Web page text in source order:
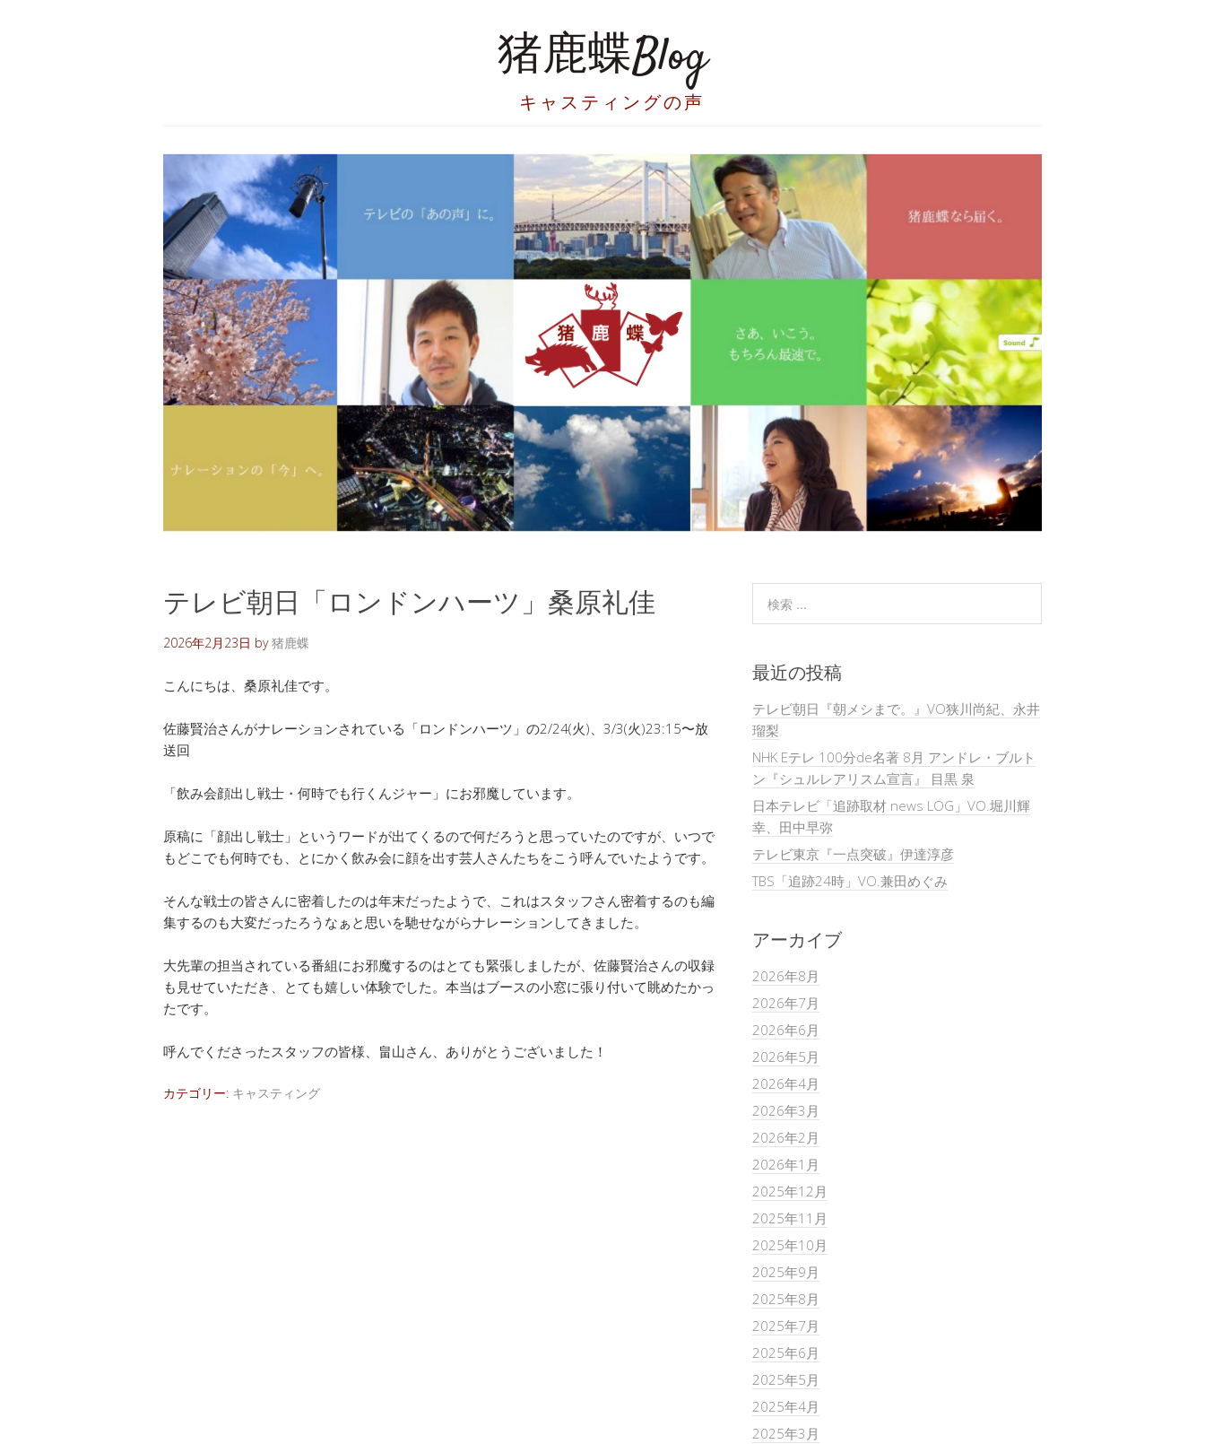
猪鹿蝶Blog
キャスティングの声
テレビ朝日「ロンドンハーツ」桑原礼佳
2026年2月23日 by猪鹿蝶
こんにちは、桑原礼佳です。
佐藤賢治さんがナレーションされている「ロンドンハーツ」の2/24(火)、3/3(火)23:15〜放
送回
「飲み会顔出し戦士・何時でも行くんジャー」にお邪魔しています。
原稿に「顔出し戦士」というワードが出てくるので何だろうと思っていたのですが、いつで
もどこでも何時でも、とにかく飲み会に顔を出す芸人さんたちをこう呼んでいたようです。
そんな戦士の皆さんに密着したのは年末だったようで、これはスタッフさん密着するのも編
集するのも大変だったろうなぁと思いを馳せながらナレーションしてきました。
大先輩の担当されている番組にお邪魔するのはとても緊張しましたが、佐藤賢治さんの収録
も見せていただき、とても嬉しい体験でした。本当はブースの小窓に張り付いて眺めたかっ
たです。
呼んでくださったスタッフの皆様、畠山さん、ありがとうございました！
カテゴリー: キャスティング
最近の投稿
テレビ朝日『朝メシまで。』VO狭川尚紀、永井
瑠梨
NHK Eテレ 100分de名著 8月 アンドレ・ブルト
ン『シュルレアリスム宣言』 目黒 泉
日本テレビ「追跡取材 news LOG」VO.堀川輝
幸、田中早弥
テレビ東京『一点突破』伊達淳彦
TBS「追跡24時」VO.兼田めぐみ
アーカイブ
2026年8月
2026年7月
2026年6月
2026年5月
2026年4月
2026年3月
2026年2月
2026年1月
2025年12月
2025年11月
2025年10月
2025年9月
2025年8月
2025年7月
2025年6月
2025年5月
2025年4月
2025年3月